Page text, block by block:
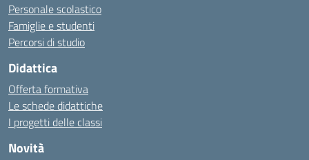
Personale scolastico
Famiglie e studenti
Percorsi di studio
Didattica
Offerta formativa
Le schede didattiche
I progetti delle classi
Novità